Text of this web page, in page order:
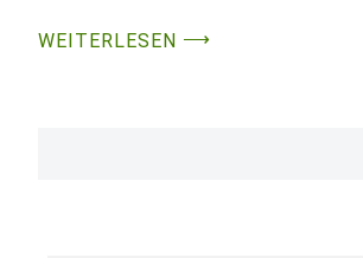
WEITERLESEN ⟶